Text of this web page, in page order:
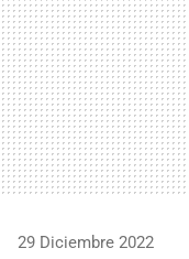
29 Diciembre 2022